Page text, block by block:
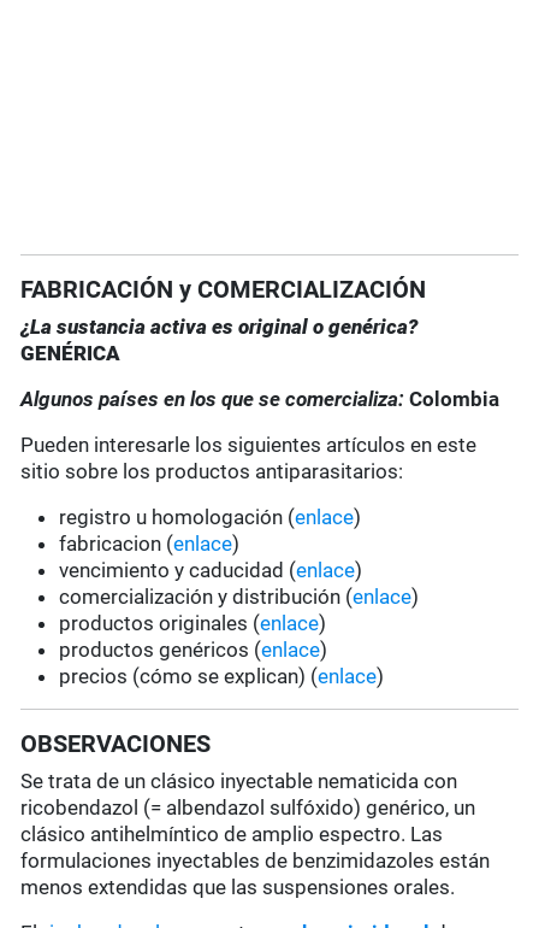
FABRICACIÓN y COMERCIALIZACIÓN
¿La sustancia activa es original o genérica?
GENÉRICA
Algunos países en los que se comercializa:Colombia
Pueden interesarle los siguientes artículos en este
sitio sobre los productos antiparasitarios:
registro u homologación (enlace)
fabricacion (enlace)
vencimiento y caducidad (enlace)
comercialización y distribución (enlace)
productos originales (enlace)
productos genéricos (enlace)
precios (cómo se explican) (enlace)
OBSERVACIONES
Se trata de un clásico inyectable nematicida con
ricobendazol (= albendazol sulfóxido) genérico, un
clásico antihelmíntico de amplio espectro. Las
formulaciones inyectables de benzimidazoles están
menos extendidas que las suspensiones orales.